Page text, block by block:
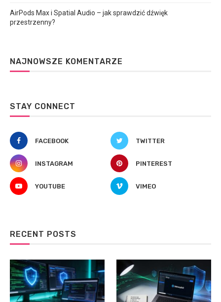
AirPods Max i Spatial Audio – jak sprawdzić dźwięk
przestrzenny?
NAJNOWSZE KOMENTARZE
STAY CONNECT
FACEBOOK TWITTER
INSTAGRAM PINTEREST
YOUTUBE VIMEO
RECENT POSTS